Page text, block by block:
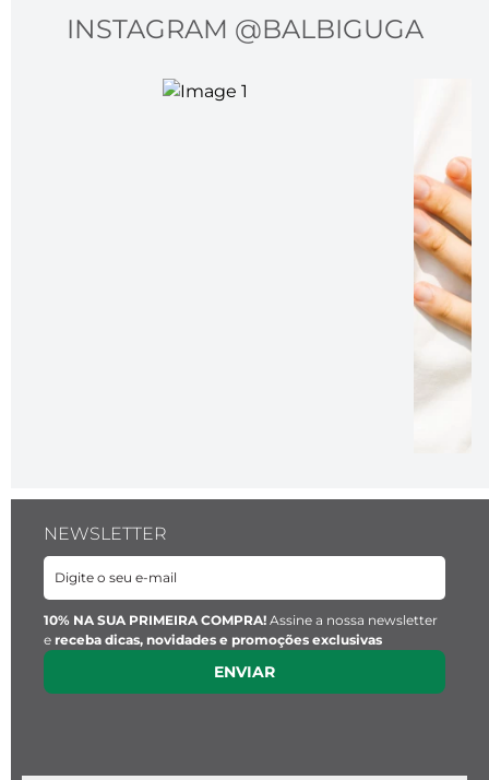
INSTAGRAM @BALBIGUGA
NEWSLETTER
10% NA SUA PRIMEIRA COMPRA! Assine a nossa newsletter
e receba dicas, novidades e promoções exclusivas
ENVIAR